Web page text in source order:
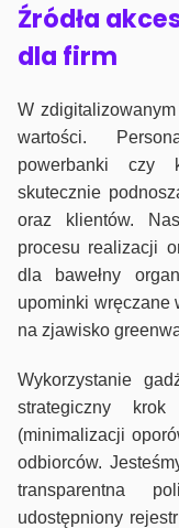
Źródła
dla firm
W
wartości.
powerbanki czy
skutecznie
oraz klientów.
procesu realizacji
dla bawełny
upominki wręczane
na zjawisko
Wykorzystanie
strategiczny
(minimalizacji
odbiorców.
transparentna
udostępniony